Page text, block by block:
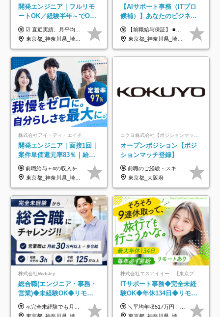
開発エンジニア｜フルリモ
ートOK／経験半年～でOK
／実質還元率80～90%／前
給保証／AI系など最先端案
件多数
☑︎ 直近実績、月平均17,000円の昇給 ☑︎ 前職給与100%保証 ☑︎ 実質還元率80～90% ☑︎ 待機時も給与は満額支給 月給35万円～70万円＋交通費など各種手当 ※想定年収：4,200,000円～10,560,000円 ※経験・能力等を考慮の上で決定します。 ※上記金額には、みなし残業手当（50時間分・104,000円～212,000円）を含みます。超過分は別途追加支給します。 ┗残業時間は月平均10時間、多い時でも20時間程度と安定しております ★単価連動型の給与体系ではないため、万が一待機になってもその間の給与は満額支給しています。 ＜1年間の昇給事例をご紹介！＞ ・20代/フロントエンドエンジニア：月給274,000円→月給362,000円（＋88,000円/月） ・20代/iOSエンジニア：月給237,000円→月給287,000円（＋50,000円/月） ・20代/Androidエンジニア：月給316,000円→月給374,000円（＋58,000円/月） ・30代/Javaエンジニア（上流）：月給340,000円→月給418,000円（＋78,000円/月） ・30代/PMO：月給340,000円→月給418,000円（＋78,000円/月）
東京都_神奈川県_埼玉県_千葉県_大阪府_愛知県_北海道_青森県_岩手県_宮城県_秋田県_山形県_福島県_茨城県_栃木県_群馬県_新潟県_山梨県_長野県_富山県_石川県_福井県_静岡県_岐阜県_三重県_兵庫県_京都府_滋賀県_奈良県_和歌山県_広島県_岡山県_鳥取県_島根県_山口県_徳島県_香川県_愛媛県_高知県_福岡県_熊本県_佐賀県_長崎県_大分県_宮崎県_鹿児島県_沖縄県
【AIサポート事務（ITプロ
候補）】あなたのビジネス
経験をAI業界で活かす◆IT
未経験OK◆目指せるコンサ
ル
【前職給与保証】 ■未経験者： 月給30万円～35万円 ■ローキャリア（経験目安1年程度）： 月給35万円～40万円 ■経験者（経験目安3年以上）： 月給40万円～60万円 ■即戦力（経験目安5年以上）： 月給45万円～80万円 ※上記金額には固定残業代30時間分 【未経験者5万5000円～7万3000円、 ローキャリア6万4000円～7万3000円、 経験者5万8000円～10万9000円、 即戦力8万2000円～14万5000円】を含みます。 ※30時間を超える場合は追加で全額支給します。 ※経験・能力・前職給与などを総合的に評価したうえでご納得いただけるよう個別決定。 未経験者の場合、前職給与とポテンシャルを査定のうえ決定いたします。 ※日本国内でのIT業界経験、または同等の実務経験と能力に応じて決定します。 ※前職給与は日本円かつ、日本国内での実績に基づき評価します。 【納得の評価システム】 ★クォーター毎に査定する評価制度導入！ 明確な評価基準で翌年度年収を上げましょう！ ★評価対象期間に在籍中のほとんどの社員が昇給し 年収アップを実現しています！ ★様々なインセンティブ制度を用意し多角的に正当評価しています！ ※試用期間6カ月（期間中の待遇等に差異なし）
東京都_神奈川県_埼玉県_千葉県
株式会社アイ・ディ・エイチ
開発エンジニア｜面接1回｜
案件単価還元率83％｜給与
UP保証｜年休140日｜在宅
利用率9割｜独立支援・副業
制度
前職給与＋αの収入を保証 月給42万円～120万円＋各種手当＋賞与 給与基準が明確かつ高還元です。 一人ひとりが安定した環境のもと、長く活躍できる職場を目指しています。 ※平均年収650万円 ・還元率83％ ・各種手当について 職能手当／職務手当／資格手当／営業手当 など ※前職での経験・能力、給与などを考慮の上、当社規定により優遇いたします ※試用期間あり（3ヶ月／期間中の条件に変動はありません） ※上記金額には固定残業代（78,948円～225,564円/月30時間分）を含みます 超過分は別途全額支給いたします ・年収UPを保証 過去には転職時に〈年収200万円UP〉したエンジニアも在籍しています。入社時だけでなく、入社後も安心の給与水準で働ける環境です。キャリアや技術力が正当に評価されていないと感じていたら、一度面接でお話ししましょう！ 当社では管理職の人数は最低限にし、無駄な管理をしません。その費用削減分を社員の給与に還元しています！
東京都_神奈川県_埼玉県_千葉県_大阪府_愛知県_北海道_青森県_岩手県_宮城県_秋田県_山形県_福島県_茨城県_栃木県_群馬県_新潟県_山梨県_長野県_富山県_石川県_福井県_静岡県_岐阜県_三重県_兵庫県_京都府_滋賀県_奈良県_和歌山県_広島県_岡山県_鳥取県_島根県_山口県_徳島県_香川県_愛媛県_高知県_福岡県_熊本県_佐賀県_長崎県_大分県_宮崎県_鹿児島県_沖縄県
オープンポジション【ポジ
ションマッチ登録】
前職のご経験・スキル等を考慮して決定します。
東京都_大阪府
株式会社Widsley
総合職(エンジニア・事務・
営業)◆未経験OK◆リモー
トあり◆残業月3h◆服装髪
型自由
≪完全未経験でも月給40万円以上も可能です！≫ -------------- 【1】ITエンジニア 月給26万円～50万円＋プロジェクト手当＋資格手当 【2】IT事務、営業事務 月給26万円～50万円＋プロジェクト手当＋資格手当 ≪【1】【2】共通≫ ★上記給与には固定残業代20時間分(月3万719円～)を含みます。残業が超過した場合は、追加支給します(残業は月平均3時間とほぼ発生しません。残業がなくても、固定残業代は支給されます) ★試用期間6ヵ月あり（期間中は月給23万1000円～。固定残業代20時間分3万719円～を含む／超過分は別途支給） -------------- 【3】SES営業、SaaS営業 月給30万円以上＋インセンティブ＋各種手当 ★上記給与には固定残業代45時間分(月7万6967円～)を含みます。残業が超過した場合は、追加支給します(残業は月平均3時間とほぼ発生しません。残業がなくても、固定残業代は支給されます) ★試用期間6ヵ月あり(期間中も給与や福利厚生は同じです)
株式会社エスアイイー 【東京プロマーケット上場】
ITサポート事務◆完全未経
験OK◆年休134日◆リモー
トOK◆残業月7h以下◆賞与
年3回◆5年目まで必ず昇給
＼平均年収517万円！入社5年目まで毎年必ず昇給／ ■賞与年3回 ■年収800万円以上も可 ■入社3年以上の平均年収469.2万円 月給23万2000円以上＋賞与年3回＋各種手当 ☆入社5年目まで最大1万5000円の定期昇給を確約 ┃各種手当充実 ・規定の資格を取得すれば、2000円～5万円を毎月支給（2万4000円～60万円／年） ・研修中に取得した取得率95％の資格でも研修後の給料UP ※月給は年齢・経験・能力を考慮して、優遇いたします ※上記月給金額は固定残業代（20時間/3万1300円円以上）を含み、超過分は別途支給いたします ※試用期間（6ヶ月）は月給に変動はありますが、その他待遇に差異はありません ├入社後1ヶ月～3ヶ月間は、月給20万1900円となります └上記金額は固定残業代（10時間／1万6000円）を含み、超過分は別途支給いたします